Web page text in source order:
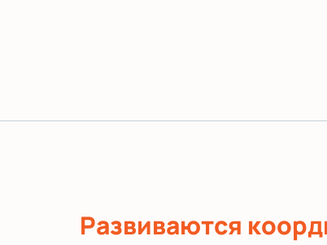
Развиваются